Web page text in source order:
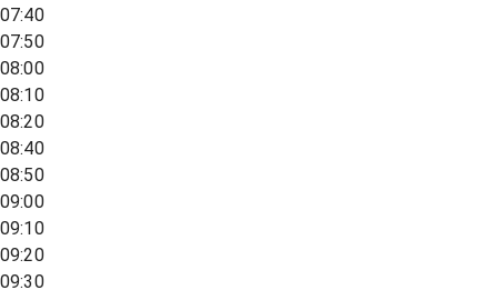
07:40
07:50
08:00
08:10
08:20
08:40
08:50
09:00
09:10
09:20
09:30